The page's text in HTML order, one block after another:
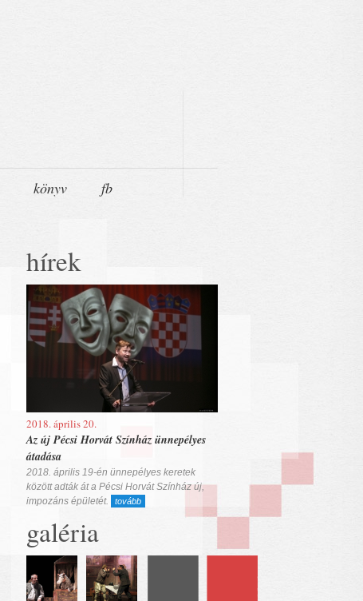
könyv fb
hírek
2018. április 20.
Az új Pécsi Horvát Színház ünnepélyes
átadása
2018. április 19-én ünnepélyes keretek
között adták át a Pécsi Horvát Színház új,
impozáns épületét.
tovább
galéria